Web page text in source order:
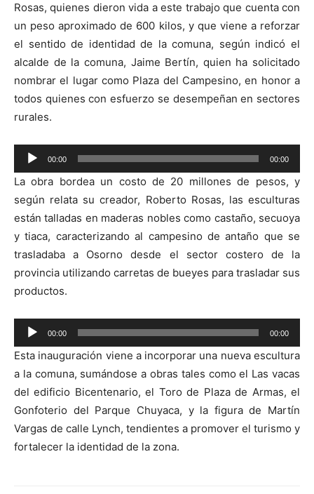
Rosas, quienes dieron vida a este trabajo que cuenta con
un peso aproximado de 600 kilos, y que viene a reforzar
el sentido de identidad de la comuna, según indicó el
alcalde de la comuna, Jaime Bertín, quien ha solicitado
nombrar el lugar como Plaza del Campesino, en honor a
todos quienes con esfuerzo se desempeñan en sectores
rurales.
Reproductor
de
audio
00:00 00:00
La obra bordea un costo de 20 millones de pesos, y
según relata su creador, Roberto Rosas, las esculturas
están talladas en maderas nobles como castaño, secuoya
y tiaca, caracterizando al campesino de antaño que se
trasladaba a Osorno desde el sector costero de la
provincia utilizando carretas de bueyes para trasladar sus
productos.
Reproductor
de
audio
00:00 00:00
Esta inauguración viene a incorporar una nueva escultura
a la comuna, sumándose a obras tales como el Las vacas
del edificio Bicentenario, el Toro de Plaza de Armas, el
Gonfoterio del Parque Chuyaca, y la figura de Martín
Vargas de calle Lynch, tendientes a promover el turismo y
fortalecer la identidad de la zona.